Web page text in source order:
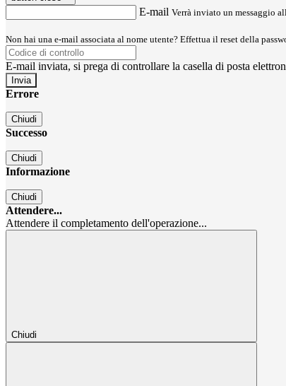
E-mail Verrà inviato un messaggio
Non hai una e-mail associata al nome utente? Effettua il reset della
E-mail inviata, si prega di controllare la casella di posta
Errore
Chiudi
Successo
Chiudi
Informazione
Chiudi
Attendere...
Attendere il completamento dell'operazione...
Chiudi